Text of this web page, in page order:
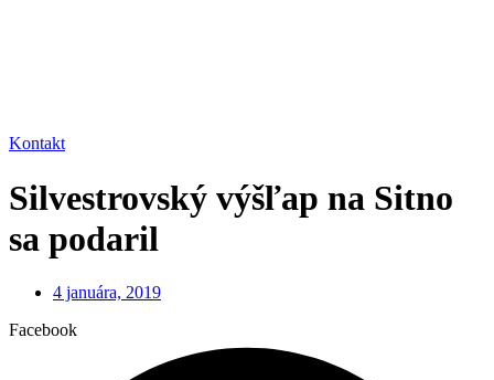
Kontakt
Silvestrovský výšľap na Sitno
sa podaril
4 januára, 2019
Facebook